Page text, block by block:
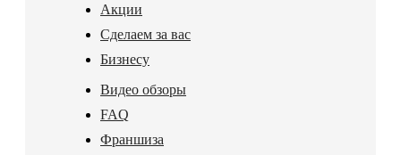
Акции
Сделаем за вас
Бизнесу
Видео обзоры
FAQ
Франшиза